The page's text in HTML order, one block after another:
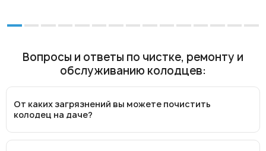
Вопросы и ответы по чистке, ремонту и
обслуживанию колодцев:
От каких загрязнений вы можете почистить
колодец на даче?